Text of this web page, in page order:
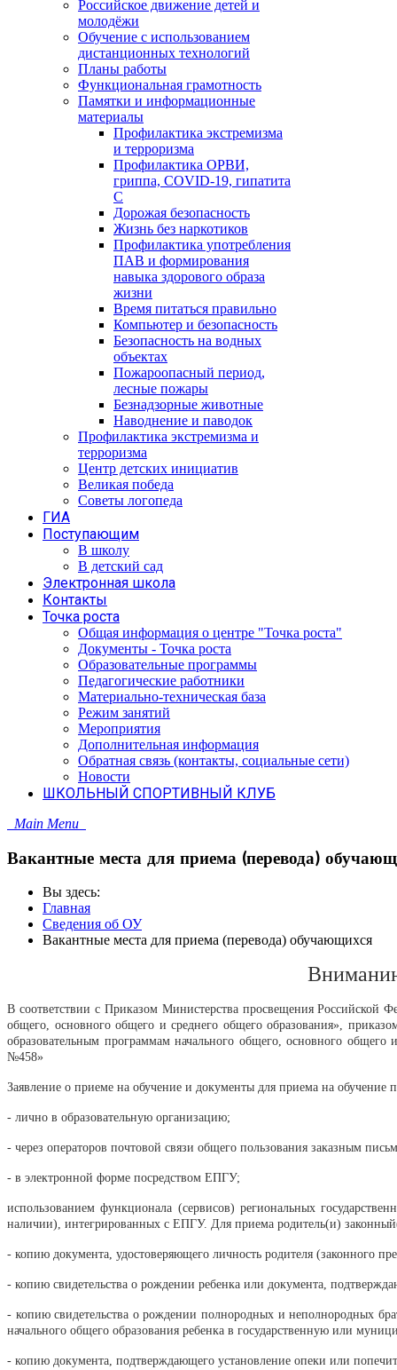
Российское движение детей и
молодёжи
Обучение с использованием
дистанционных технологий
Планы работы
Функциональная грамотность
Памятки и информационные
материалы
Профилактика экстремизма
и терроризма
Профилактика ОРВИ,
гриппа, COVID-19, гипатита
С
Дорожая безопасность
Жизнь без наркотиков
Профилактика употребления
ПАВ и формирования
навыка здорового образа
жизни
Время питаться правильно
Компьютер и безопасность
Безопасность на водных
объектах
Пожароопасный период,
лесные пожары
Безнадзорные животные
Наводнение и паводок
Профилактика экстремизма и
терроризма
Центр детских инициатив
Великая победа
Советы логопеда
ГИА
Поступающим
В школу
В детский сад
Электронная школа
Контакты
Точка роста
Общая информация о центре "Точка роста"
Документы - Точка роста
Образовательные программы
Педагогические работники
Материально-техническая база
Режим занятий
Мероприятия
Дополнительная информация
Обратная связь (контакты, социальные сети)
Новости
ШКОЛЬНЫЙ СПОРТИВНЫЙ КЛУБ
Main Menu
Вакантные места для приема (перевода)
Вы здесь:
Главная
Сведения об ОУ
Вакантные места для приема (перевода) обучающихся
В соответствии с Приказом Министерства просвещения Российской
общего, основного общего и среднего общего образования»,
образовательным программам начального общего, основного
№458»
Заявление о приеме на обучение и документы для приема на
- лично в образовательную организацию;
- через операторов почтовой связи общего пользования заказным
- в электронной форме посредством ЕПГУ;
использованием функционала (сервисов) региональных
наличии), интегрированных с ЕПГУ. Для приема родитель(и)
- копию документа, удостоверяющего личность родителя (законного
- копию свидетельства о рождении ребенка или документа,
- копию свидетельства о рождении полнородных и неполнородных
начального общего образования ребенка в государственную или
- копию документа, подтверждающего установление опеки или